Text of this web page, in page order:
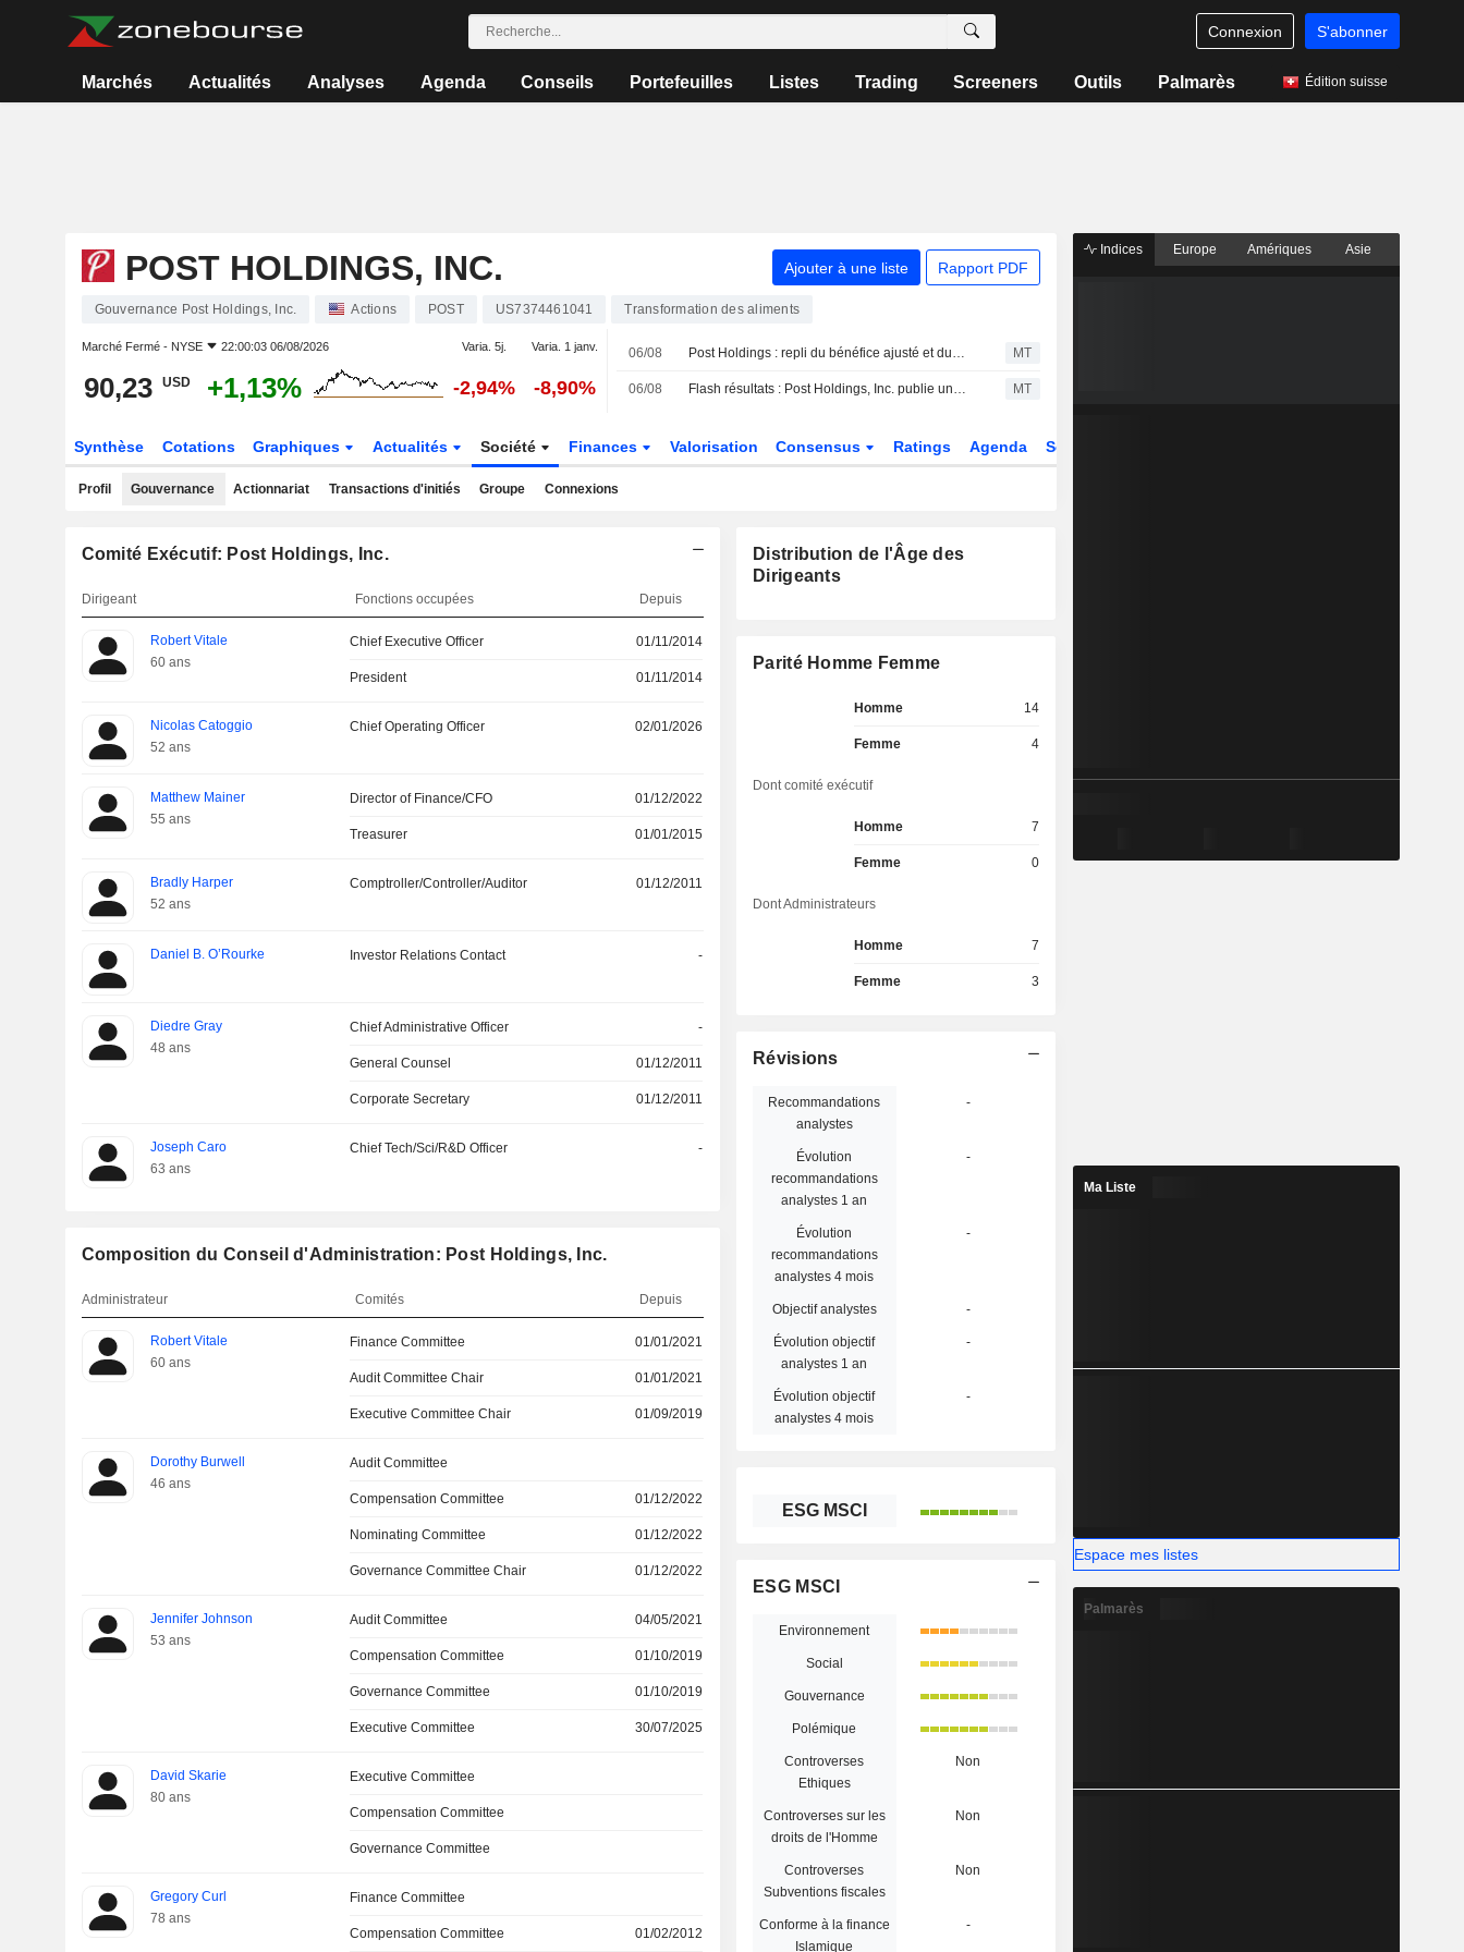
Connexion S'abonner
Marchés Actualités Analyses Agenda Conseils Portefeuilles Listes Trading Screeners Outils Palmarès Édition suisse
POST HOLDINGS, INC. Ajouter à une liste Rapport PDF
Gouvernance Post Holdings, Inc. Actions POST US7374461041 Transformation des aliments
Marché Fermé - NYSE 22:00:03 06/08/2026 Varia. 5j. Varia. 1 janv.
90,23 USD +1,13% -2,94% -8,90%
06/08 Post Holdings : repli du bénéfice ajusté et du chiffre d'affaires au troisième trimestre MT
06/08 Flash résultats : Post Holdings, Inc. publie un chiffre d'affaires de 1,95 milliard de dollars au troisième trimestre, contre 2,02 milliards de dollars attendus par le consensus FactSet MT
Synthèse Cotations Graphiques Actualités Société Finances Valorisation Consensus Ratings Agenda Secteur
Profil Gouvernance Actionnariat Transactions d'initiés Groupe Connexions
Comité Exécutif: Post Holdings, Inc.
Dirigeant Fonctions occupées Depuis
Robert Vitale
60 ans
Chief Executive Officer 01/11/2014
President 01/11/2014
Nicolas Catoggio
52 ans
Chief Operating Officer 02/01/2026
Matthew Mainer
55 ans
Director of Finance/CFO 01/12/2022
Treasurer 01/01/2015
Bradly Harper
52 ans
Comptroller/Controller/Auditor 01/12/2011
Daniel B. O’Rourke Investor Relations Contact -
Diedre Gray
48 ans
Chief Administrative Officer -
General Counsel 01/12/2011
Corporate Secretary 01/12/2011
Joseph Caro
63 ans
Chief Tech/Sci/R&D Officer -
Composition du Conseil d'Administration: Post Holdings, Inc.
Administrateur Comités Depuis
Robert Vitale
60 ans
Finance Committee 01/01/2021
Audit Committee Chair 01/01/2021
Executive Committee Chair 01/09/2019
Dorothy Burwell
46 ans
Audit Committee
Compensation Committee 01/12/2022
Nominating Committee 01/12/2022
Governance Committee Chair 01/12/2022
Jennifer Johnson
53 ans
Audit Committee 04/05/2021
Compensation Committee 01/10/2019
Governance Committee 01/10/2019
Executive Committee 30/07/2025
David Skarie
80 ans
Executive Committee
Compensation Committee
Governance Committee
Gregory Curl
78 ans
Finance Committee
Compensation Committee 01/02/2012
Distribution de l'Âge des
Dirigeants
Parité Homme Femme
Homme 14
Femme 4
Dont comité exécutif
Homme 7
Femme 0
Dont Administrateurs
Homme 7
Femme 3
Révisions
Recommandations
analystes
-
Évolution
recommandations
analystes 1 an
-
Évolution
recommandations
analystes 4 mois
-
Objectif analystes -
Évolution objectif
analystes 1 an
-
Évolution objectif
analystes 4 mois
-
ESG MSCI
ESG MSCI
Environnement
Social
Gouvernance
Polémique
Controverses
Ethiques
Non
Controverses sur les
droits de l'Homme
Non
Controverses
Subventions fiscales
Non
Conforme à la finance
Islamique
-
Indices Europe Amériques Asie
Ma Liste
Espace mes listes
Palmarès